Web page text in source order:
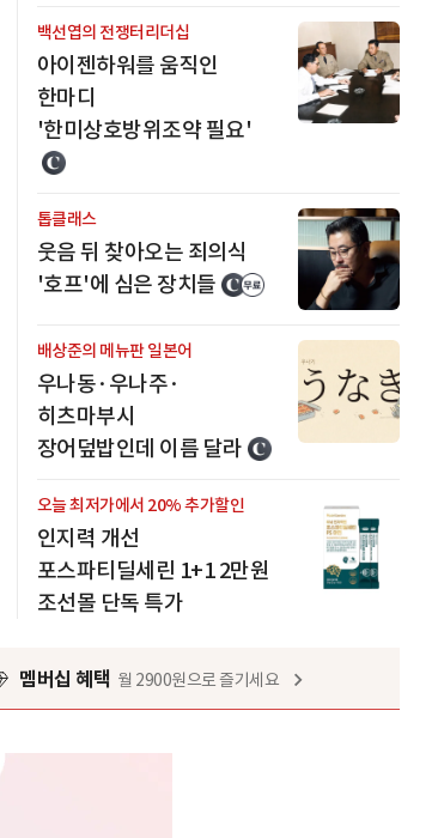
백선엽의 전쟁터리더십
아이젠하워를 움직인
한마디
'한미상호방위조약 필요'
톱클래스
웃음 뒤 찾아오는 죄의식
'호프'에 심은 장치들
배상준의 메뉴판 일본어
우나동·우나주·
히츠마부시
장어덮밥인데 이름 달라
오늘 최저가에서 20% 추가할인
인지력 개선
포스파티딜세린 1+1 2만원
조선몰 단독 특가
멤버십 혜택 월 2900원으로 즐기세요